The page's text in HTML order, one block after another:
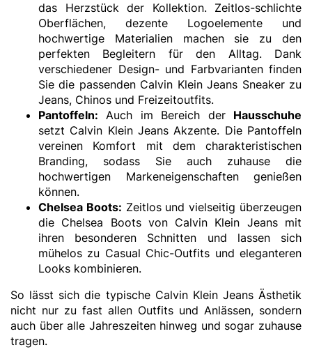
das Herzstück der Kollektion. Zeitlos-schlichte
Oberflächen, dezente Logoelemente und
hochwertige Materialien machen sie zu den
perfekten Begleitern für den Alltag. Dank
verschiedener Design- und Farbvarianten finden
Sie die passenden Calvin Klein Jeans Sneaker zu
Jeans, Chinos und Freizeitoutfits.
Pantoffeln: Auch im Bereich der Hausschuhe
setzt Calvin Klein Jeans Akzente. Die Pantoffeln
vereinen Komfort mit dem charakteristischen
Branding, sodass Sie auch zuhause die
hochwertigen Markeneigenschaften genießen
können.
Chelsea Boots: Zeitlos und vielseitig überzeugen
die Chelsea Boots von Calvin Klein Jeans mit
ihren besonderen Schnitten und lassen sich
mühelos zu Casual Chic-Outfits und eleganteren
Looks kombinieren.
So lässt sich die typische Calvin Klein Jeans Ästhetik
nicht nur zu fast allen Outfits und Anlässen, sondern
auch über alle Jahreszeiten hinweg und sogar zuhause
tragen.